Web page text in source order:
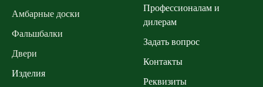
Амбарные доски
Фальшбалки
Двери
Изделия
Профессионалам и
дилерам
Задать вопрос
Контакты
Реквизиты